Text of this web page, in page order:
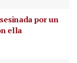
por un
ella